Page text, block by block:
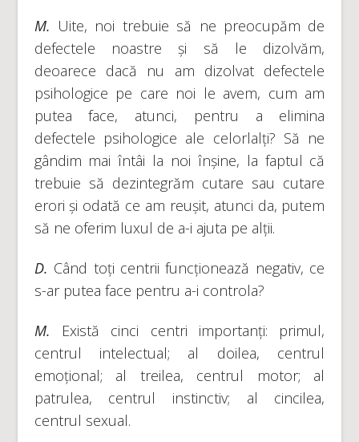
M. Uite, noi trebuie să ne preocupăm de
defectele noastre și să le dizolvăm,
deoarece dacă nu am dizolvat defectele
psihologice pe care noi le avem, cum am
putea face, atunci, pentru a elimina
defectele psihologice ale celorlalți? Să ne
gândim mai întâi la noi înșine, la faptul că
trebuie să dezintegrăm cutare sau cutare
erori și odată ce am reușit, atunci da, putem
să ne oferim luxul de a-i ajuta pe alții.
D. Când toți centrii funcționează negativ, ce
s-ar putea face pentru a-i controla?
M. Există cinci centri importanți: primul,
centrul intelectual; al doilea, centrul
emoțional; al treilea, centrul motor; al
patrulea, centrul instinctiv; al cincilea,
centrul sexual.